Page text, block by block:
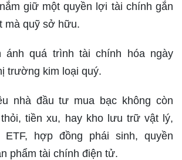
giữ một quyền lợi tài chính gắn
mà quỹ sở hữu.
ánh quá trình tài chính hóa ngày
trường kim loại quý.
nhà đầu tư mua bạc không còn
tiền xu, hay kho lưu trữ vật lý,
ETF, hợp đồng phái sinh, quyền
phẩm tài chính điện tử.